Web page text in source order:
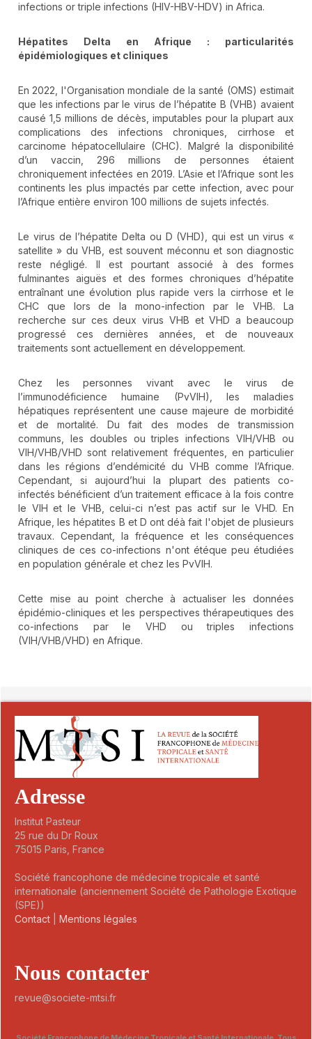
infections or triple infections (HIV-HBV-HDV) in Africa.
Hépatites Delta en Afrique : particularités
épidémiologiques et cliniques
En 2022, l'Organisation mondiale de la santé (OMS) estimait
que les infections par le virus de l’hépatite B (VHB) avaient
causé 1,5 millions de décès, imputables pour la plupart aux
complications des infections chroniques, cirrhose et
carcinome hépatocellulaire (CHC). Malgré la disponibilité
d’un vaccin, 296 millions de personnes étaient
chroniquement infectées en 2019. L’Asie et l’Afrique sont les
continents les plus impactés par cette infection, avec pour
l’Afrique entière environ 100 millions de sujets infectés.
Le virus de l’hépatite Delta ou D (VHD), qui est un virus «
satellite » du VHB, est souvent méconnu et son diagnostic
reste négligé. Il est pourtant associé à des formes
fulminantes aiguës et des formes chroniques d’hépatite
entraînant une évolution plus rapide vers la cirrhose et le
CHC que lors de la mono-infection par le VHB. La
recherche sur ces deux virus VHB et VHD a beaucoup
progressé ces dernières années, et de nouveaux
traitements sont actuellement en développement.
Chez les personnes vivant avec le virus de
l’immunodéficience humaine (PvVIH), les maladies
hépatiques représentent une cause majeure de morbidité
et de mortalité. Du fait des modes de transmission
communs, les doubles ou triples infections VIH/VHB ou
VIH/VHB/VHD sont relativement fréquentes, en particulier
dans les régions d’endémicité du VHB comme l’Afrique.
Cependant, si aujourd’hui la plupart des patients co-
infectés bénéficient d’un traitement efficace à la fois contre
le VIH et le VHB, celui-ci n’est pas actif sur le VHD. En
Afrique, les hépatites B et D ont déà fait l'objet de plusieurs
travaux. Cependant, la fréquence et les conséquences
cliniques de ces co-infections n'ont étéque peu étudiées
en population générale et chez les PvVIH.
Cette mise au point cherche à actualiser les données
épidémio-cliniques et les perspectives thérapeutiques des
co-infections par le VHD ou triples infections
(VIH/VHB/VHD) en Afrique.
Adresse
Institut Pasteur
25 rue du Dr Roux
75015 Paris, France
Société francophone de médecine tropicale et santé
internationale (anciennement Société de Pathologie Exotique
(SPE))
Contact
Mentions légales
Nous contacter
revue@societe-mtsi.fr